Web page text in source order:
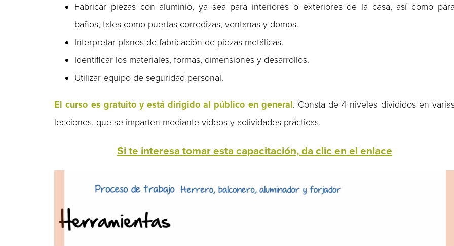
Fabricar piezas con aluminio, ya sea para interiores o exteriores de la casa, así como
baños, tales como puertas corredizas, ventanas y domos.
Interpretar planos de fabricación de piezas metálicas.
Identificar los materiales, formas, dimensiones y desarrollos.
Utilizar equipo de seguridad personal.
El curso es gratuito y está dirigido al público en general. Consta de 4 niveles divididos en
lecciones, que se imparten mediante videos y actividades prácticas.
Si te interesa tomar esta capacitación, da clic en el enlace